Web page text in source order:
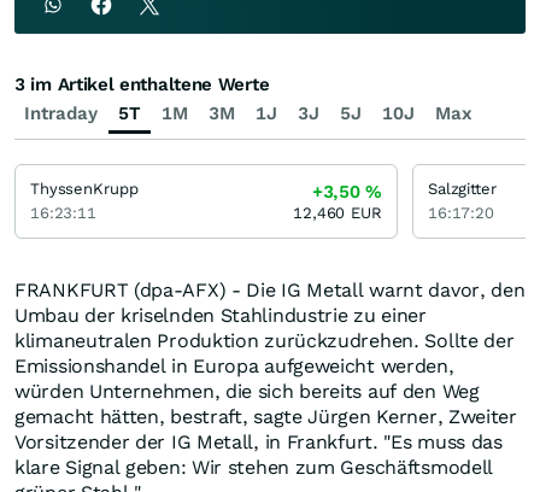
FRANKFURT (dpa-AFX) - Die IG Metall warnt davor, den
Umbau der kriselnden Stahlindustrie zu einer
klimaneutralen Produktion zurückzudrehen. Sollte der
Emissionshandel in Europa aufgeweicht werden,
würden Unternehmen, die sich bereits auf den Weg
gemacht hätten, bestraft, sagte Jürgen Kerner, Zweiter
Vorsitzender der IG Metall, in Frankfurt. "Es muss das
klare Signal geben: Wir stehen zum Geschäftsmodell
Intraday 5T 1M 3M 1J 3J 5J 10J Max
3 im Artikel enthaltene Werte
ThyssenKrupp
16:23:11
+3,50%
12,460 EUR
Salzgitter
16:17:20